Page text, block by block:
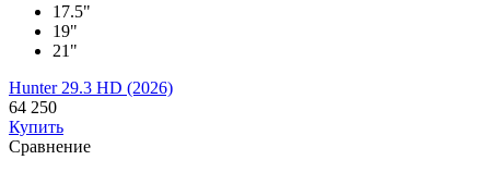
17.5"
19"
21"
Hunter 29.3 HD (2026)
64 250
Купить
Сравнение